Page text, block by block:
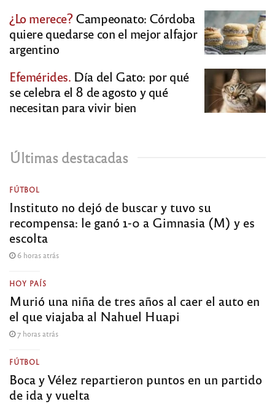
¿Lo merece?Campeonato: Córdoba
quiere quedarse con el mejor alfajor
argentino
Efemérides. Día del Gato: por qué
se celebra el 8 de agosto y qué
necesitan para vivir bien
Últimas destacadas
FÚTBOL
Instituto no dejó de buscar y tuvo su
recompensa: le ganó 1-0 a Gimnasia (M) y es
escolta
6 horas atrás
HOY PAÍS
Murió una niña de tres años al caer el auto en
el que viajaba al Nahuel Huapi
7 horas atrás
FÚTBOL
Boca y Vélez repartieron puntos en un partido
de ida y vuelta